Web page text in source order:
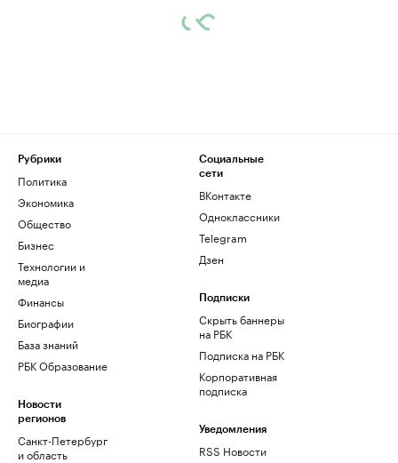
Рубрики
Политика
Экономика
Общество
Бизнес
Технологии и
медиа
Финансы
Биографии
База знаний
РБК Образование
Новости
регионов
Санкт-Петербург
и область
Социальные
сети
ВКонтакте
Одноклассники
Telegram
Дзен
Подписки
Скрыть баннеры
на РБК
Подписка на РБК
Корпоративная
подписка
Уведомления
RSS Новости